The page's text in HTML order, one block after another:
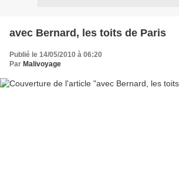
avec Bernard, les toits de Paris
Publié le 14/05/2010 à 06:20
Par Malivoyage